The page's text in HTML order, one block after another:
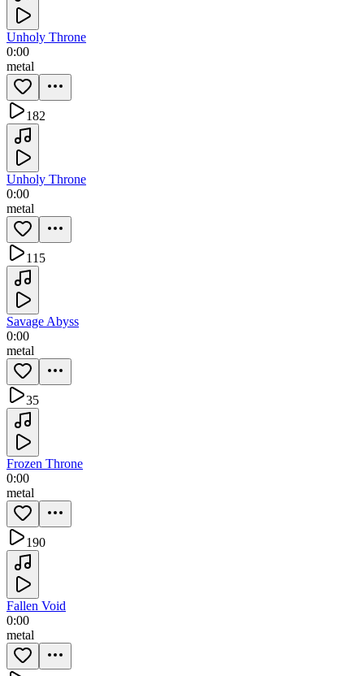
Unholy Throne
0:00
metal
182
Unholy Throne
0:00
metal
115
Savage Abyss
0:00
metal
35
Frozen Throne
0:00
metal
190
Fallen Void
0:00
metal